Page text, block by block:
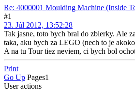
Re: 4000001 Moulding Machine (Inside
#1
23. Júl 2012, 13:52:28
Tak jasne, toto bych bral do zbierky. Ale
taka, aku bych za LEGO (nech to je
A na tu Tour tiez neviem, ci bych bol
Print
Go Up Pages1
User actions